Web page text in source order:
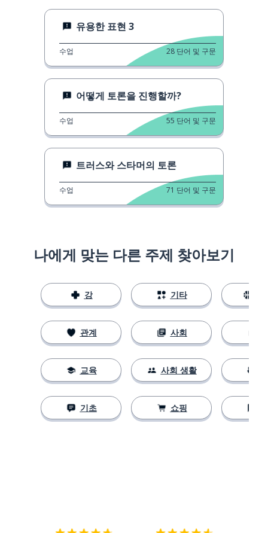
유용한 표현 3
수업 28 단어 및 구문
어떻게 토론을 진행할까?
수업 55 단어 및 구문
트러스와 스타머의 토론
수업 71 단어 및 구문
나에게 맞는 다른 주제 찾아보기
강
관계
교육
기초
기타
사회
사회 생활
쇼핑